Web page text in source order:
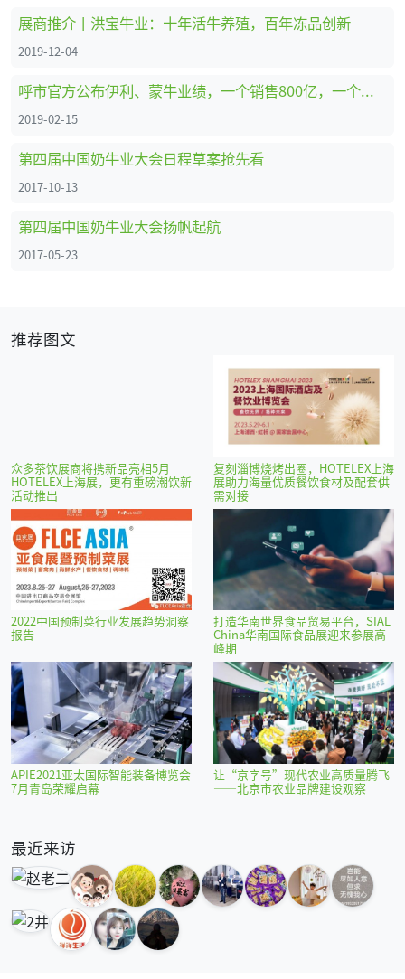
展商推介丨洪宝牛业：十年活牛养殖，百年冻品创新
2019-12-04
呼市官方公布伊利、蒙牛业绩，一个销售800亿，一个销售接近700亿
2019-02-15
第四届中国奶牛业大会日程草案抢先看
2017-10-13
第四届中国奶牛业大会扬帆起航
2017-05-23
推荐图文
众多茶饮展商将携新品亮相5月
HOTELEX上海展，更有重磅潮饮新
活动推出
复刻淄博烧烤出圈，HOTELEX上海
展助力海量优质餐饮食材及配套供
需对接
2022中国预制菜行业发展趋势洞察
报告
打造华南世界食品贸易平台，SIAL
China华南国际食品展迎来参展高
峰期
APIE2021亚太国际智能装备博览会
7月青岛荣耀启幕
让“京字号”现代农业高质量腾飞
——北京市农业品牌建设观察
最近来访